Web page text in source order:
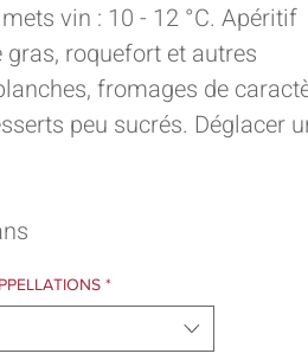
vin : 10 - 12 °C. Apéritif
roquefort et autres
fromages de
peu sucrés. Déglacer
*